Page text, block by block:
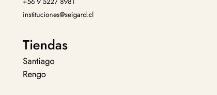
instituciones@seigard.cl
Tiendas
Santiago
Rengo